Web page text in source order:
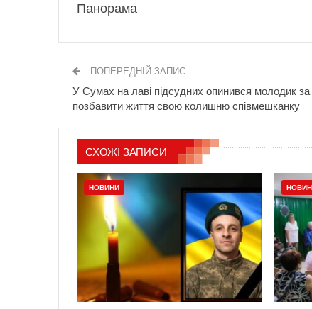
Панорама
ПОПЕРЕДНІЙ ЗАПИС
У Сумах на лаві підсудних опинився молодик
позбавити життя свою колишню співмешканку
СХОЖІ ЗАПИСИ
НОВИНИ